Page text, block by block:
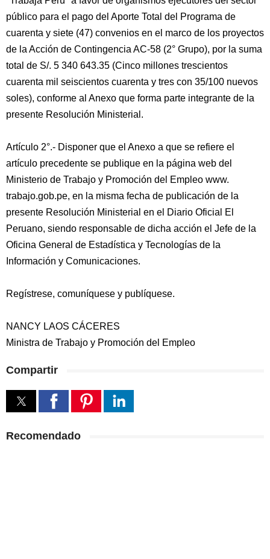
público para el pago del Aporte Total del Programa de
cuarenta y siete (47) convenios en el marco de los proyectos
de la Acción de Contingencia AC-58 (2° Grupo), por la suma
total de S/. 5 340 643.35 (Cinco millones trescientos
cuarenta mil seiscientos cuarenta y tres con 35/100 nuevos
soles), conforme al Anexo que forma parte integrante de la
presente Resolución Ministerial.
Artículo 2°.- Disponer que el Anexo a que se refiere el
artículo precedente se publique en la página web del
Ministerio de Trabajo y Promoción del Empleo www.
trabajo.gob.pe, en la misma fecha de publicación de la
presente Resolución Ministerial en el Diario Oficial El
Peruano, siendo responsable de dicha acción el Jefe de la
Oficina General de Estadística y Tecnologías de la
Información y Comunicaciones.
Regístrese, comuníquese y publíquese.
NANCY LAOS CÁCERES
Ministra de Trabajo y Promoción del Empleo
Compartir
Recomendado